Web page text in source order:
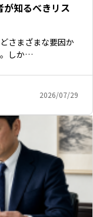
知るべきリス
さまざまな要因か
。しか…
2026/07/29